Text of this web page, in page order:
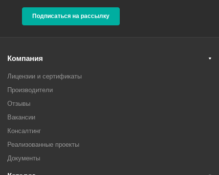
Подписаться на рассылку
Компания
Лицензии и сертификаты
Производители
Отзывы
Вакансии
Консалтинг
Реализованные проекты
Документы